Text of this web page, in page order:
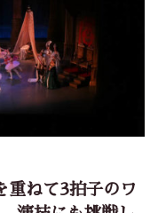
重ねて3拍子のワ